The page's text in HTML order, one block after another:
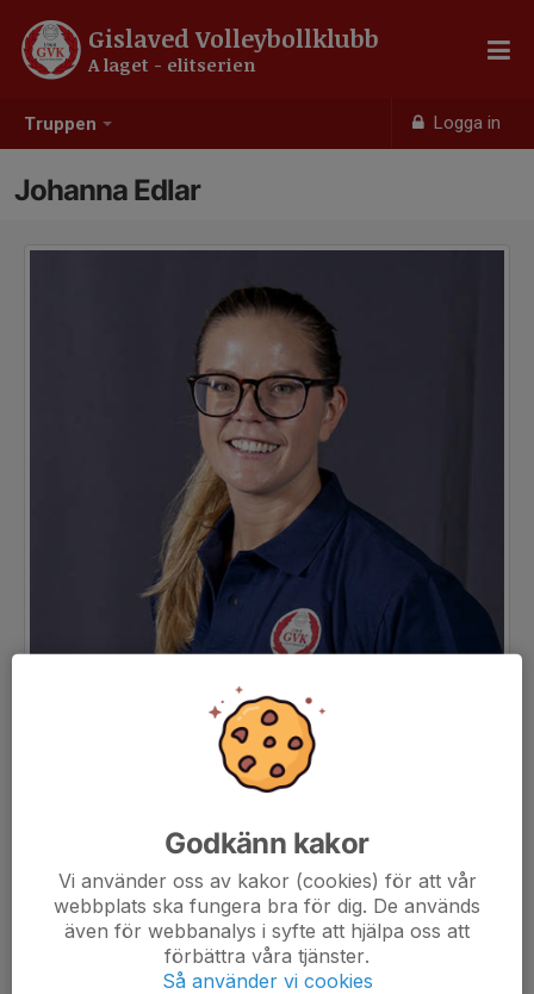
Truppen Logga in
Gislaved Volleybollklubb
A laget - elitserien
Johanna Edlar
Godkänn kakor
Vi använder oss av kakor (cookies) för att vår
webbplats ska fungera bra för dig. De används
även för webbanalys i syfte att hjälpa oss att
förbättra våra tjänster.
Så använder vi cookies